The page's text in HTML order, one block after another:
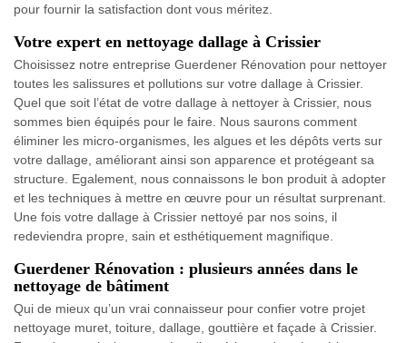
pour fournir la satisfaction dont vous méritez.
Votre expert en nettoyage dallage à Crissier
Choisissez notre entreprise Guerdener Rénovation pour nettoyer
toutes les salissures et pollutions sur votre dallage à Crissier.
Quel que soit l’état de votre dallage à nettoyer à Crissier, nous
sommes bien équipés pour le faire. Nous saurons comment
éliminer les micro-organismes, les algues et les dépôts verts sur
votre dallage, améliorant ainsi son apparence et protégeant sa
structure. Egalement, nous connaissons le bon produit à adopter
et les techniques à mettre en œuvre pour un résultat surprenant.
Une fois votre dallage à Crissier nettoyé par nos soins, il
redeviendra propre, sain et esthétiquement magnifique.
Guerdener Rénovation : plusieurs années dans le
nettoyage de bâtiment
Qui de mieux qu’un vrai connaisseur pour confier votre projet
nettoyage muret, toiture, dallage, gouttière et façade à Crissier.